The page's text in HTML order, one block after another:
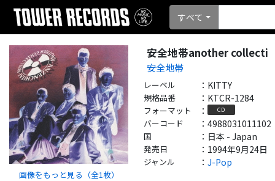
すべて
画像をもっと見る（全1 枚）
安全地帯another collecti
安全地帯
レーベル ： KITTY
規格品番 ： KTCR-1284
フォーマット ： CD
バーコード ： 4988031011102
国 ： 日本 - Japan
発売日 ： 1994年9月24日
ジャンル ： J-Pop